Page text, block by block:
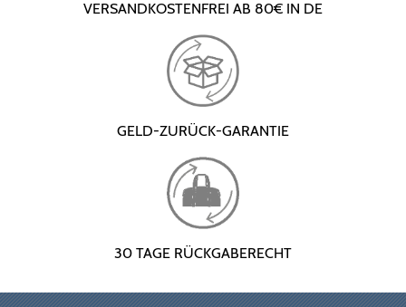
VERSANDKOSTENFREI AB 80€ IN DE
GELD-ZURÜCK-GARANTIE
30 TAGE RÜCKGABERECHT